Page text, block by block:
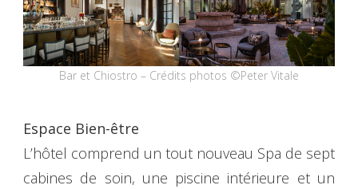
Bar et Chiostro – Crédits photos ©Peter Vitale
Espace Bien-être
L’hôtel comprend un tout nouveau Spa de sept
cabines de soin, une piscine intérieure et un